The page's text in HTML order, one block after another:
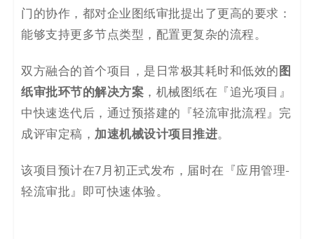
门的协作，都对企业图纸审批提出了更高的要求：
能够支持更多节点类型，配置更复杂的流程。
双方融合的首个项目，是日常极其耗时和低效的 图
纸审批环节的解决方案 ，机械图纸在『追光项目』
中快速迭代后，通过预搭建的『轻流审批流程』完
成评审定稿， 加速机械设计项目推进。
该项目预计在7月初正式发布，届时在『应用管理-
轻流审批』即可快速体验。